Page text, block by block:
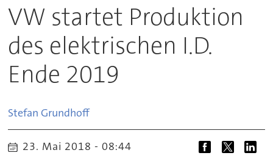
VW startet Produktion
des elektrischen I.D.
Ende 2019
Stefan Grundhoff
23. Mai 2018 - 08:44